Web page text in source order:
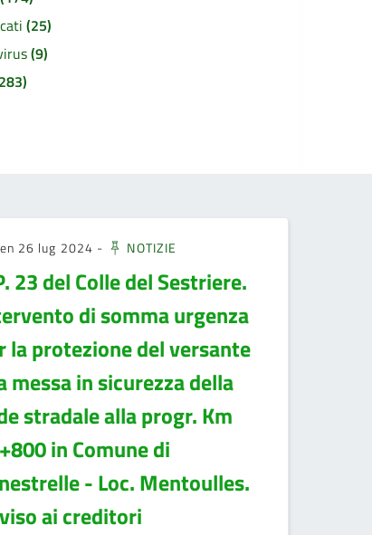
(25)
(9)
26 lug 2024 - NOTIZIE
23 del Colle del Sestriere.
di somma urgenza
la protezione del versante
messa in sicurezza della
stradale alla progr. Km
in Comune di
- Loc. Mentoulles.
ai creditori